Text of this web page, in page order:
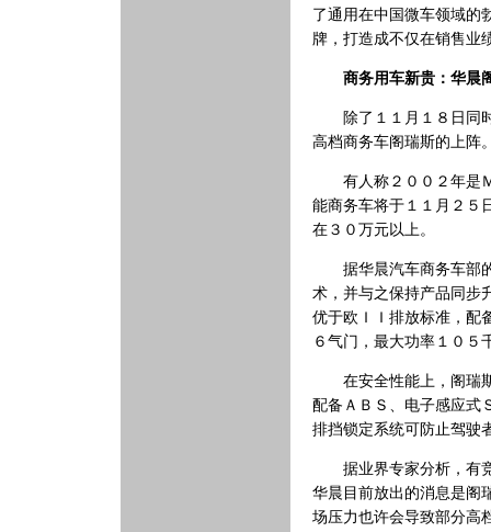
了通用在中国微车领域的
牌，打造成不仅在销售业
商务用车新贵：华晨
除了１１月１８日同时
高档商务车阁瑞斯的上阵
有人称２００２年是Ｍ
能商务车将于１１月２５
在３０万元以上。
据华晨汽车商务车部的
术，并与之保持产品同步
优于欧ＩＩ排放标准，配
６气门，最大功率１０５
在安全性能上，阁瑞斯
配备ＡＢＳ、电子感应式
排挡锁定系统可防止驾驶
据业界专家分析，有竞
华晨目前放出的消息是阁
场压力也许会导致部分高